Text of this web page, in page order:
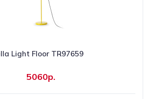
Light Floor TR97659
5060р.